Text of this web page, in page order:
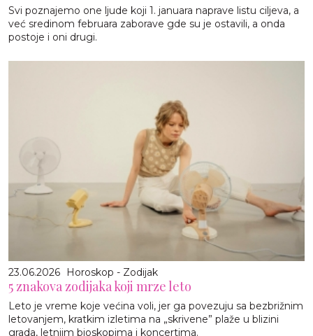
Svi poznajemo one ljude koji 1. januara naprave listu ciljeva, a
već sredinom februara zaborave gde su je ostavili, a onda
postoje i oni drugi.
23.06.2026 Horoskop - Zodijak
5 znakova zodijaka koji mrze leto
Leto je vreme koje većina voli, jer ga povezuju sa bezbrižnim
letovanjem, kratkim izletima na „skrivene” plaže u blizini
grada, letnjim bioskopima i koncertima.